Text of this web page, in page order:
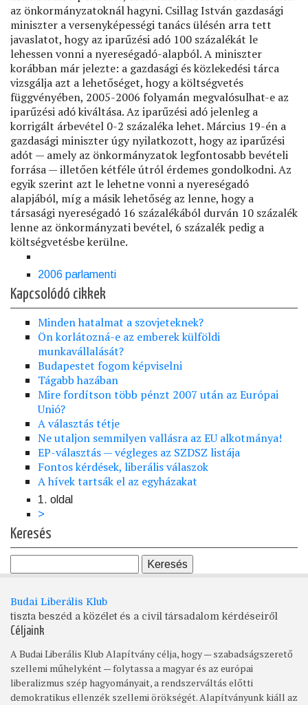
az önkormányzatoknál hagyni. Csillag István gazdasági
miniszter a versenyképességi tanács ülésén arra tett
javaslatot, hogy az iparűzési adó 100 százalékát le
lehessen vonni a nyereségadó-alapból. A miniszter
korábban már jelezte: a gazdasági és közlekedési tárca
vizsgálja azt a lehetőséget, hogy a költségvetés
függvényében, 2005-2006 folyamán megvalósulhat-e az
iparűzési adó kiváltása. Az iparűzési adó jelenleg a
korrigált árbevétel 0-2 százaléka lehet. Március 19-én a
gazdasági miniszter úgy nyilatkozott, hogy az iparűzési
adót — amely az önkormányzatok legfontosabb bevételi
forrása — illetően kétféle útról érdemes gondolkodni. Az
egyik szerint azt le lehetne vonni a nyereségadó
alapjából, míg a másik lehetőség az lenne, hogy a
társasági nyereségadó 16 százalékából durván 10 százalék
lenne az önkormányzati bevétel, 6 százalék pedig a
költségvetésbe kerülne.
2006 parlamenti
Kapcsolódó cikkek
Minden hatalmat a szovjeteknek?
Ön korlátozná-e az emberek külföldi
munkavállalását?
Budapestet fogom képviselni
Tágabb hazában
Mire fordítson több pénzt 2007 után az Európai
Unió?
A választás tétje
Ne utaljon semmilyen vallásra az EU alkotmánya!
EP-választás — végleges az SZDSZ listája
Fontos kérdések, liberális válaszok
A hívek tartsák el az egyházakat
Oldalszámozás
1. oldal
Következő
oldal
>
Keresés
Budai Liberális Klub
tiszta beszéd a közélet és a civil társadalom kérdéseiről
Céljaink
A Budai Liberális Klub Alapítvány célja, hogy — szabadságszerető
szellemi műhelyként — folytassa a magyar és az európai
liberalizmus szép hagyományait, a rendszerváltás előtti
demokratikus ellenzék szellemi örökségét. Alapítványunk kiáll az